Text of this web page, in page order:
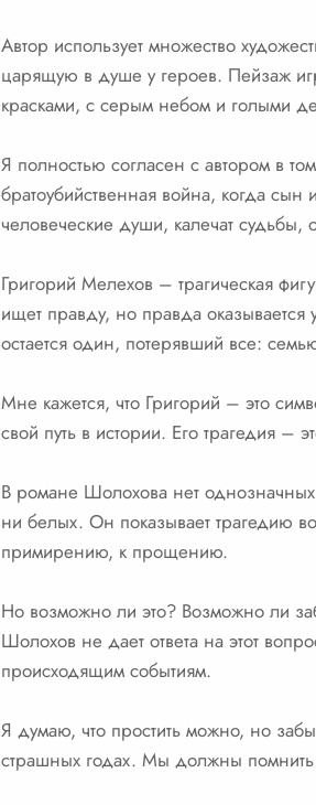
Автор использует множество
царящую в душе у героев. Пейзаж
красками, с серым небом и голыми
Я полностью согласен с автором в
братоубийственная война, когда
человеческие души, калечат
Григорий Мелехов – трагическая
ищет правду, но правда
остается один, потерявший все:
Мне кажется, что Григорий – это
свой путь в истории. Его трагедия –
В романе Шолохова нет однозначных
ни белых. Он показывает трагедию
примирению, к прощению.
Но возможно ли это? Возможно ли
Шолохов не дает ответа на этот
происходящим событиям.
Я думаю, что простить можно, но
страшных годах. Мы должны помнить